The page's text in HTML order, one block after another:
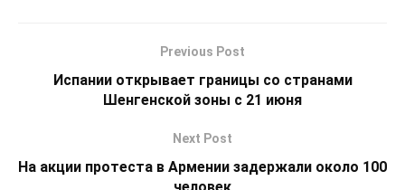
Previous Post
Испании открывает границы со странами
Шенгенской зоны с 21 июня
Next Post
На акции протеста в Армении задержали около 100